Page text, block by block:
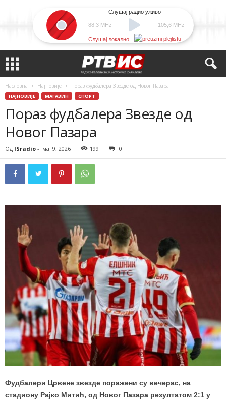
88,3 MHz
Слушај радио уживо
105,6 MHz
Слушај локално
Насловна Најновије Пораз фудбалера Звезде од Новог Пазара
НАЈНОВИЈЕ МАГАЗИН СПОРТ
Пораз фудбалера Звезде од
Новог Пазара
Од ISradio - мај 9, 2026 199 0
Фудбалери Црвене звезде поражени су вечерас, на
стадиону Рајко Митић, од Новог Пазара резултатом 2:1 у